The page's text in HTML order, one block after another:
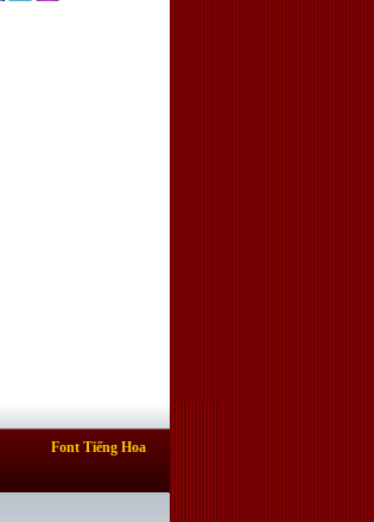
Font Tiếng Hoa